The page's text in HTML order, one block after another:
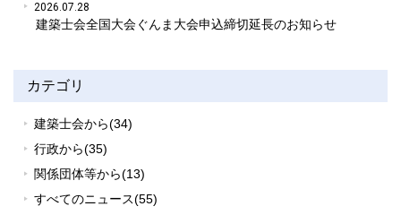
2026.07.28
建築士会全国大会ぐんま大会申込締切延長のお知らせ
カテゴリ
建築士会から(34)
行政から(35)
関係団体等から(13)
すべてのニュース(55)